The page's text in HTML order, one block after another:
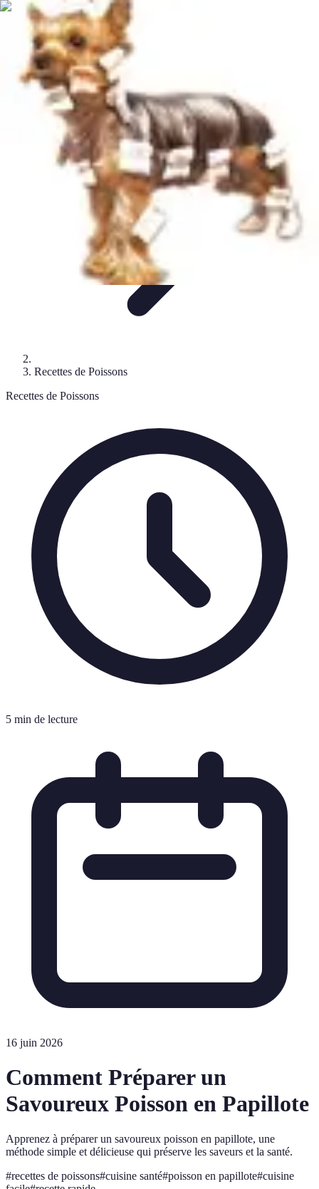
Recettes de Poissons
Recettes de Papillote
Recettes Faciles
MarinadesRecettes de Poisson
Recettes de Poissons
Recettes de Poissons
Recettes de Poissons
5 min de lecture
16 juin 2026
Comment Préparer un
Savoureux Poisson en Papillote
Apprenez à préparer un savoureux poisson en papillote, une
méthode simple et délicieuse qui préserve les saveurs et la santé.
#recettes de poissons#cuisine santé#poisson en papillote#cuisine